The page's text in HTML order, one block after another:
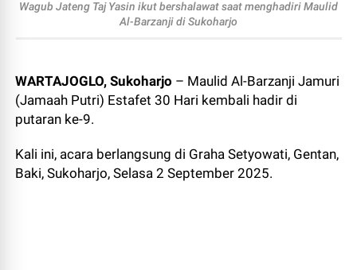
Wagub Jateng Taj Yasin ikut bershalawat saat menghadiri Maulid
Al-Barzanji di Sukoharjo
WARTAJOGLO, Sukoharjo – Maulid Al-Barzanji Jamuri
(Jamaah Putri) Estafet 30 Hari kembali hadir di
putaran ke-9.
Kali ini, acara berlangsung di Graha Setyowati, Gentan,
Baki, Sukoharjo, Selasa 2 September 2025.